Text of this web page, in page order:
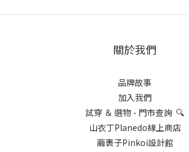
關於我們
品牌故事
加入我們
試穿 ＆ 選物 - 門市查詢 🔍
山衣丁Planedo線上商店
繭裹子Pinkoi設計館